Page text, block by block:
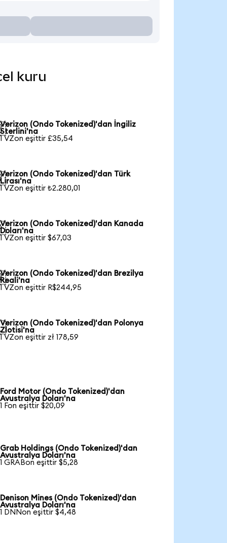
kuru
Verizon (Ondo Tokenized)'dan İngiliz
Sterlini'na
1 VZon eşittir £35,54
Verizon (Ondo Tokenized)'dan Türk
Lirası'na
1 VZon eşittir ₺2.280,01
Verizon (Ondo Tokenized)'dan Kanada
Doları'na
1 VZon eşittir $67,03
Verizon (Ondo Tokenized)'dan Brezilya
Reali'na
1 VZon eşittir R$244,95
Verizon (Ondo Tokenized)'dan Polonya
Zlotisi'na
1 VZon eşittir zł 178,59
Ford Motor (Ondo Tokenized)'dan
Avustralya Doları'na
1 Fon eşittir $20,09
Grab Holdings (Ondo Tokenized)'dan
Avustralya Doları'na
1 GRABon eşittir $5,28
Denison Mines (Ondo Tokenized)'dan
Avustralya Doları'na
1 DNNon eşittir $4,48